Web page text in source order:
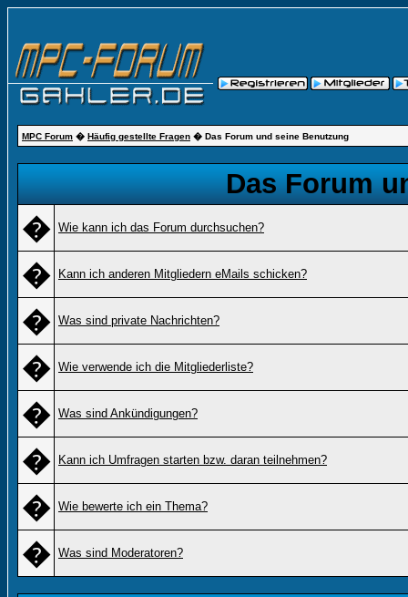
MPC Forum � Häufig gestellte Fragen � Das Forum und seine Benutzung
Das Forum
� Wie kann ich das Forum durchsuchen?
� Kann ich anderen Mitgliedern eMails schicken?
� Was sind private Nachrichten?
� Wie verwende ich die Mitgliederliste?
� Was sind Ankündigungen?
� Kann ich Umfragen starten bzw. daran teilnehmen?
� Wie bewerte ich ein Thema?
� Was sind Moderatoren?